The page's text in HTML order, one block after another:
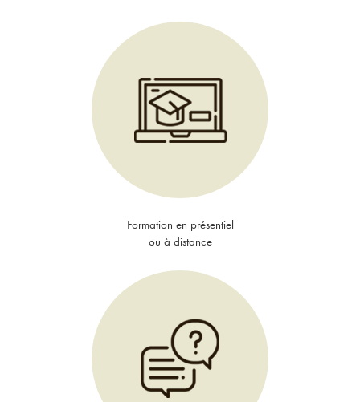
Formation en présentiel
ou à distance